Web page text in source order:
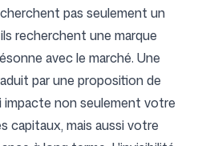
pas seulement un
recherchent une marque
avec le marché. Une
par une proposition de
impacte non seulement votre
capitaux, mais aussi votre